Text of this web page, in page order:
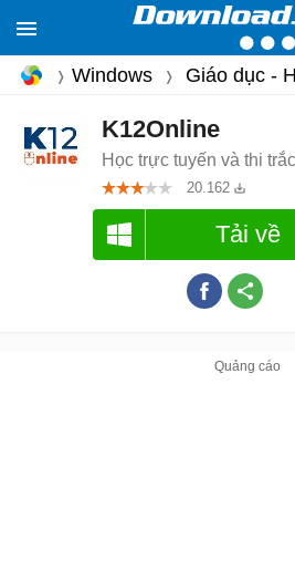
Windows Giáo dục -
K12Online
Học trực tuyến và thi
20.162
Tải về